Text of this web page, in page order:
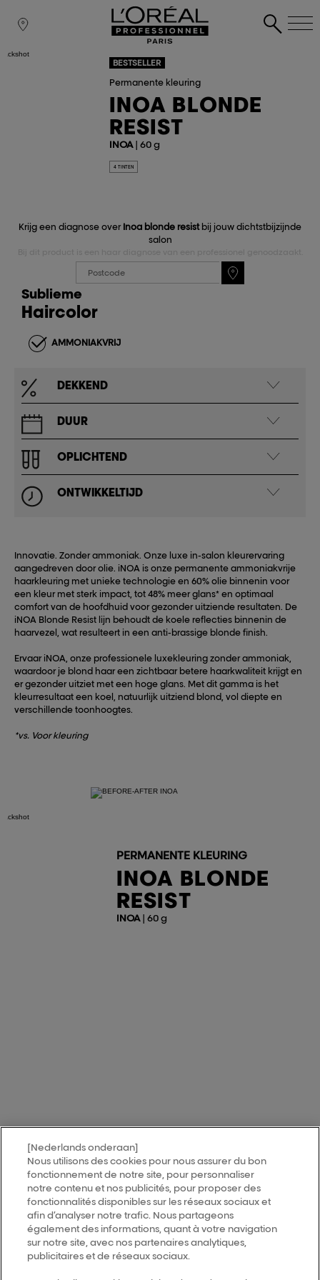
BESTSELLER
Permanente kleuring
INOA BLONDE
RESIST
INOA| 60 g
4 TINTEN
Krijg een diagnose over Inoa blonde resist bij jouw dichtstbijzijnde
salon
Sublieme
Haircolor
AMMONIAKVRIJ
DEKKEND
DUUR
OPLICHTEND
ONTWIKKELTIJD
Innovatie. Zonder ammoniak. Onze luxe in-salon kleurervaring
aangedreven door olie. iNOA is onze permanente ammoniakvrije
haarkleuring met unieke technologie en 60% olie binnenin voor
een kleur met sterk impact, tot 48% meer glans* en optimaal
comfort van de hoofdhuid voor gezonder uitziende resultaten. De
iNOA Blonde Resist lijn behoudt de koele reflecties binnenin de
haarvezel, wat resulteert in een anti-brassige blonde finish.
Ervaar iNOA, onze professionele luxekleuring zonder ammoniak,
waardoor je blond haar een zichtbaar betere haarkwaliteit krijgt en
er gezonder uitziet met een hoge glans. Met dit gamma is het
kleurresultaat een koel, natuurlijk uitziend blond, vol diepte en
verschillende toonhoogtes.
*vs. Voor kleuring
PERMANENTE KLEURING
INOA BLONDE
RESIST
INOA| 60 g
MY HAIR[iD]
Vind een salon
Follow us
[Nederlands onderaan]
Nous utilisons des cookies pour nous assurer du bon
fonctionnement de notre site, pour personnaliser
notre contenu et nos publicités, pour proposer des
fonctionnalités disponibles sur les réseaux sociaux et
afin d’analyser notre trafic. Nous partageons
également des informations, quant à votre navigation
sur notre site, avec nos partenaires analytiques,
publicitaires et de réseaux sociaux.